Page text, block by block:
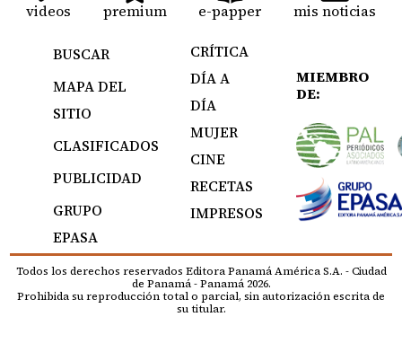
videos premium e-papper mis noticias
BUSCAR
MAPA DEL
SITIO
CLASIFICADOS
PUBLICIDAD
GRUPO
EPASA
CRÍTICA
DÍA A
DÍA
MUJER
CINE
RECETAS
IMPRESOS
MIEMBRO
DE:
Todos los derechos reservados Editora Panamá América S.A. - Ciudad
de Panamá - Panamá 2026.
Prohibida su reproducción total o parcial, sin autorización escrita de
su titular.